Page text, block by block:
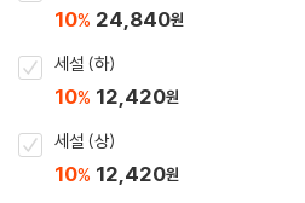
10% 24,840원
세설 (하)
10% 12,420원
세설 (상)
10% 12,420원